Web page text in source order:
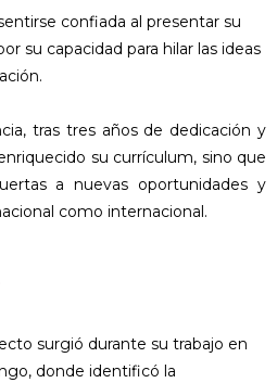
confiada al presentar su
su capacidad para hilar las ideas
tras tres años de dedicación y
su currículum, sino que
a nuevas oportunidades y
como internacional.
surgió durante su trabajo en
donde identificó la